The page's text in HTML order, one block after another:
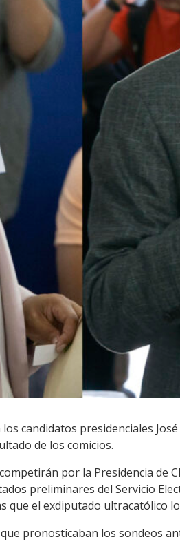
candidatos presidenciales
de los comicios.
por la Presidencia de
preliminares del Servicio
que el exdiputado ultracatólico
pronosticaban los sondeos